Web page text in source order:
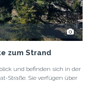
zum Strand
und befinden sich in der
Straße. Sie verfügen über